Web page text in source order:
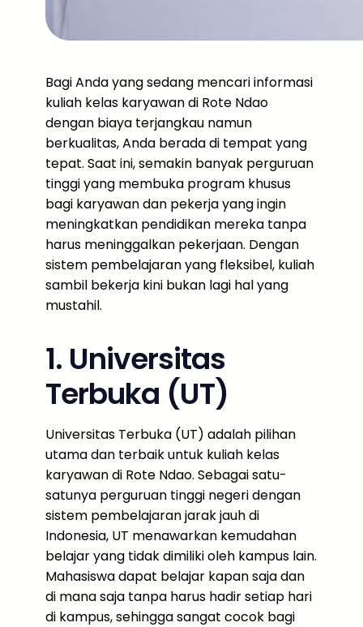
Bagi Anda yang sedang mencari informasi
kuliah kelas karyawan di Rote Ndao
dengan biaya terjangkau namun
berkualitas, Anda berada di tempat yang
tepat. Saat ini, semakin banyak perguruan
tinggi yang membuka program khusus
bagi karyawan dan pekerja yang ingin
meningkatkan pendidikan mereka tanpa
harus meninggalkan pekerjaan. Dengan
sistem pembelajaran yang fleksibel, kuliah
sambil bekerja kini bukan lagi hal yang
mustahil.
1. Universitas
Terbuka (UT)
Universitas Terbuka (UT) adalah pilihan
utama dan terbaik untuk kuliah kelas
karyawan di Rote Ndao. Sebagai satu-
satunya perguruan tinggi negeri dengan
sistem pembelajaran jarak jauh di
Indonesia, UT menawarkan kemudahan
belajar yang tidak dimiliki oleh kampus lain.
Mahasiswa dapat belajar kapan saja dan
di mana saja tanpa harus hadir setiap hari
di kampus, sehingga sangat cocok bagi